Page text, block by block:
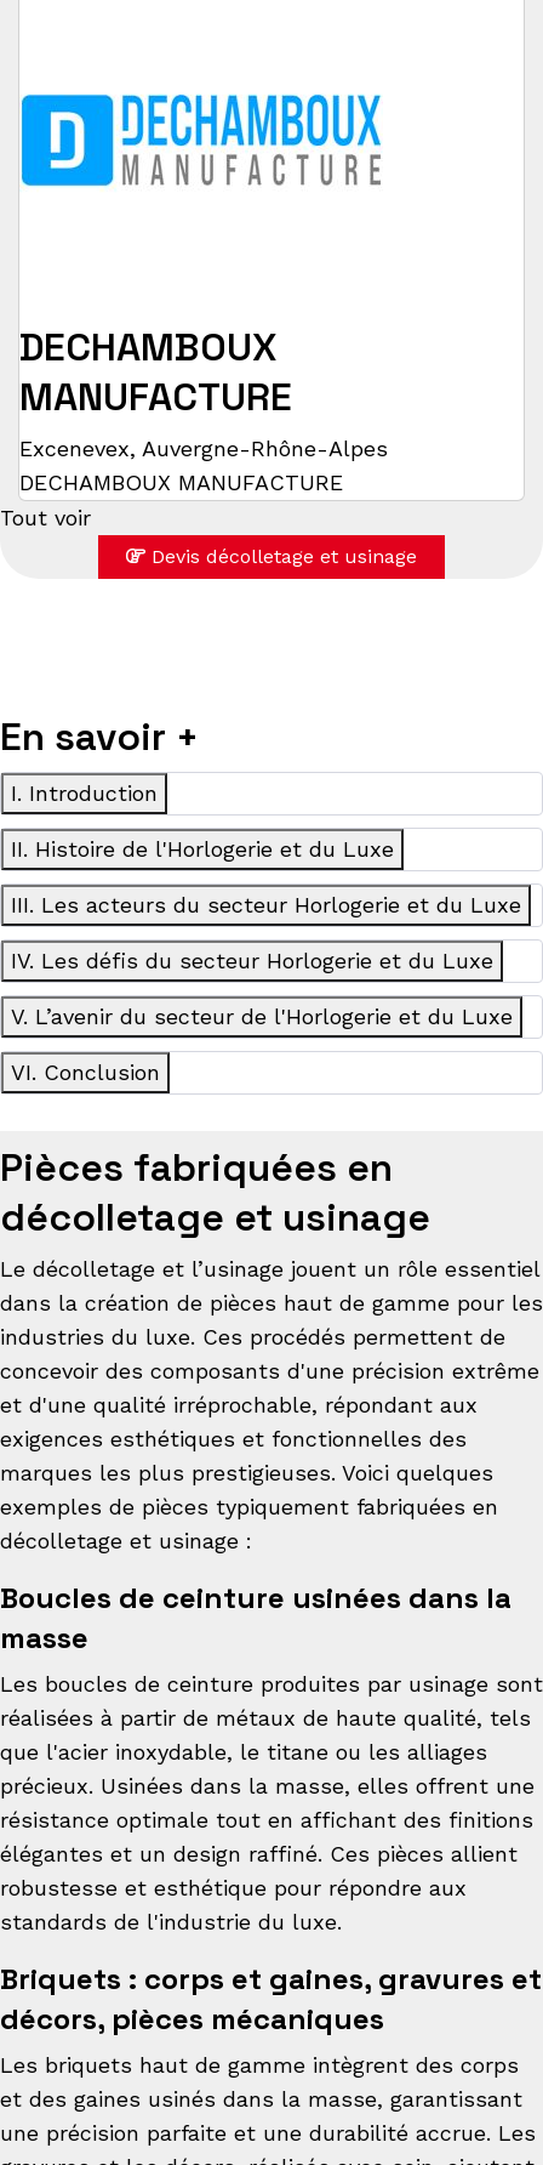
DECHAMBOUX
MANUFACTURE
Excenevex, Auvergne-Rhône-Alpes
DECHAMBOUX MANUFACTURE
Tout voir
Devis décolletage et usinage
En savoir +
I. Introduction
II. Histoire de l'Horlogerie et du Luxe
III. Les acteurs du secteur Horlogerie et du Luxe
IV. Les défis du secteur Horlogerie et du Luxe
V. L’avenir du secteur de l'Horlogerie et du Luxe
VI. Conclusion
Pièces fabriquées en
décolletage et usinage
Le décolletage et l’usinage jouent un rôle essentiel
dans la création de pièces haut de gamme pour les
industries du luxe. Ces procédés permettent de
concevoir des composants d'une précision extrême
et d'une qualité irréprochable, répondant aux
exigences esthétiques et fonctionnelles des
marques les plus prestigieuses. Voici quelques
exemples de pièces typiquement fabriquées en
décolletage et usinage :
Boucles de ceinture usinées dans la
masse
Les boucles de ceinture produites par usinage sont
réalisées à partir de métaux de haute qualité, tels
que l'acier inoxydable, le titane ou les alliages
précieux. Usinées dans la masse, elles offrent une
résistance optimale tout en affichant des finitions
élégantes et un design raffiné. Ces pièces allient
robustesse et esthétique pour répondre aux
standards de l'industrie du luxe.
Briquets : corps et gaines, gravures et
décors, pièces mécaniques
Les briquets haut de gamme intègrent des corps
et des gaines usinés dans la masse, garantissant
une précision parfaite et une durabilité accrue. Les